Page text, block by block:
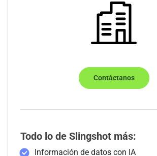
Contáctanos
Todo lo de Slingshot más:
Información de datos con IA